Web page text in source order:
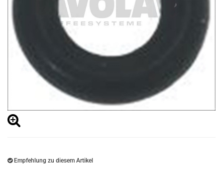
Empfehlung zu diesem Artikel